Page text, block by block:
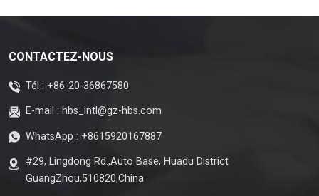
CONTACTEZ-NOUS
Tél : +86-20-36867580
E-mail : hbs_intl@gz-hbs.com
WhatsApp : +8615920167887
#29, Lingdong Rd.,Auto Base, Huadu District
GuangZhou,510820,China